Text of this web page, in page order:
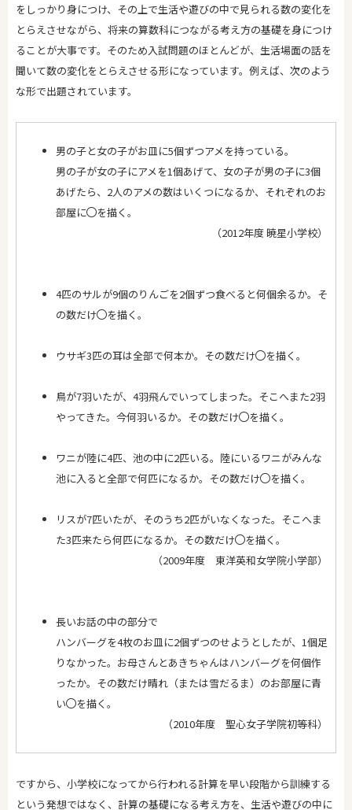
をしっかり身につけ、その上で生活や遊びの中で見られる数の変化を
とらえさせながら、将来の算数科につながる考え方の基礎を身につけ
ることが大事です。そのため入試問題のほとんどが、生活場面の話を
聞いて数の変化をとらえさせる形になっています。例えば、次のよう
な形で出題されています。
男の子と女の子がお皿に5個ずつアメを持っている。
男の子が女の子にアメを1個あげて、女の子が男の子に3個
あげたら、2人のアメの数はいくつになるか、それぞれのお
部屋に
を描く。
（2012年度 暁星小学校）
4匹のサルが9個のりんごを2個ずつ食べると何個余るか。そ
の数だけ
を描く。
ウサギ3匹の耳は全部で何本か。その数だけ を描く。
鳥が7羽いたが、4羽飛んでいってしまった。そこへまた2羽
やってきた。今何羽いるか。その数だけ
を描く。
ワニが陸に4匹、池の中に2匹いる。陸にいるワニがみんな
池に入ると全部で何匹になるか。その数だけ
を描く。
リスが7匹いたが、そのうち2匹がいなくなった。そこへま
た3匹来たら何匹になるか。その数だけ
を描く。
（2009年度 東洋英和女学院小学部）
長いお話の中の部分で
ハンバーグを4枚のお皿に2個ずつのせようとしたが、1個足
りなかった。お母さんとあきちゃんはハンバーグを何個作
ったか。その数だけ晴れ（または雪だるま）のお部屋に青
い
を描く。
（2010年度 聖心女子学院初等科）
ですから、小学校になってから行われる計算を早い段階から訓練する
という発想ではなく、計算の基礎になる考え方を、生活や遊びの中に